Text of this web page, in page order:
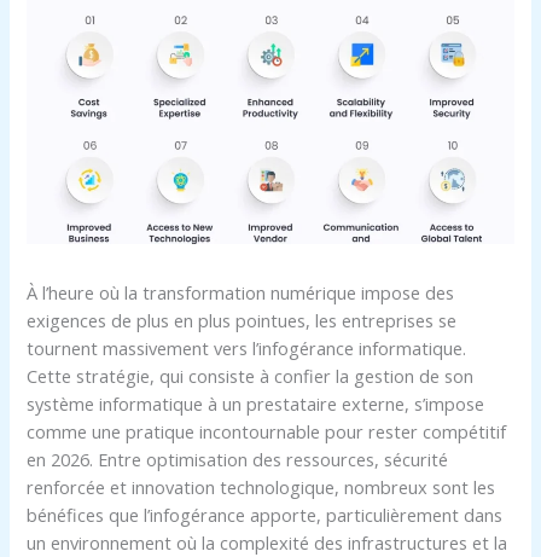
À l’heure où la transformation numérique impose des
exigences de plus en plus pointues, les entreprises se
tournent massivement vers l’infogérance informatique.
Cette stratégie, qui consiste à confier la gestion de son
système informatique à un prestataire externe, s’impose
comme une pratique incontournable pour rester compétitif
en 2026. Entre optimisation des ressources, sécurité
renforcée et innovation technologique, nombreux sont les
bénéfices que l’infogérance apporte, particulièrement dans
un environnement où la complexité des infrastructures et la